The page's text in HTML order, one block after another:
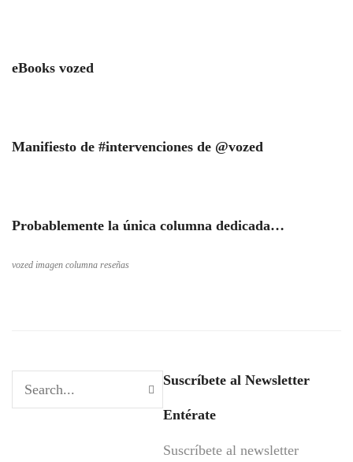
eBooks vozed
Manifiesto de #intervenciones de @vozed
Probablemente la única columna dedicada…
vozed imagen columna reseñas
Suscríbete al Newsletter
Entérate
Suscríbete al newsletter